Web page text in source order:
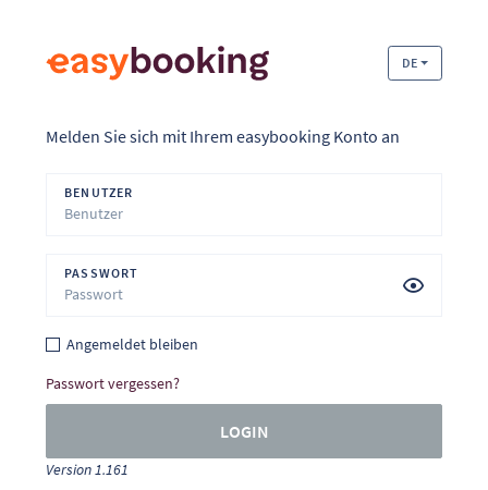
DE
Melden Sie sich mit Ihrem easybooking Konto an
BENUTZER
PASSWORT
Angemeldet bleiben
Passwort vergessen?
LOGIN
Version 1.161